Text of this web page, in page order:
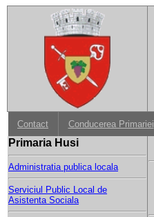
Contact Conducerea Primariei
Primaria Husi
Administratia publica locala
Serviciul Public Local de
Asistenta Sociala